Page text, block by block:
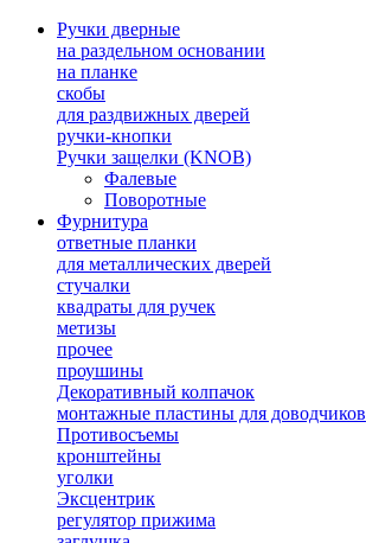
Ручки дверные
на раздельном основании
на планке
скобы
для раздвижных дверей
ручки-кнопки
Ручки защелки (KNOB)
Фалевые
Поворотные
Фурнитура
ответные планки
для металлических дверей
стучалки
квадраты для ручек
метизы
прочее
проушины
Декоративный колпачок
монтажные пластины для доводчиков
Противосъемы
кронштейны
уголки
Эксцентрик
регулятор прижима